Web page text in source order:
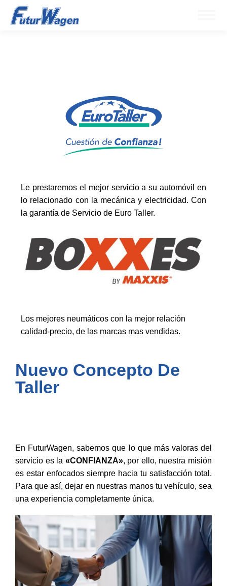
Le prestaremos el mejor servicio a su automóvil en
lo relacionado con la mecánica y electricidad. Con
la garantía de Servicio de Euro Taller.
Los mejores neumáticos con la mejor relación
calidad-precio, de las marcas mas vendidas.
Nuevo Concepto De
Taller
En FuturWagen, sabemos que lo que más valoras del
servicio es la «CONFIANZA», por ello, nuestra misión
es estar enfocados siempre hacia tu satisfacción total.
Para que así, dejar en nuestras manos tu vehículo, sea
una experiencia completamente única.